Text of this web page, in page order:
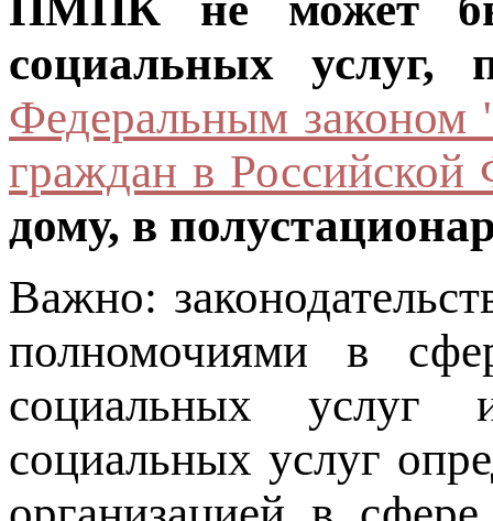
социальных услуг,
Федеральным законом
граждан в Российской
дому, в
Важно:
полномочиями в
социальных услуг
социальных услуг